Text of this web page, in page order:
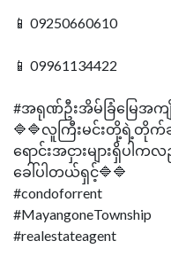
📱 09250660610
📱 09961134422
#အရုဏ်ဦးအိမ်ခြံမြေအက
🔷🔷လူကြီးမင်းတို့ရဲ့တိုက်ခ
ရောင်းအငှားများရှိပ
ခေါ်ပါတယ်ရှင့်🔷🔷
#condoforrent
#MayangoneTownship